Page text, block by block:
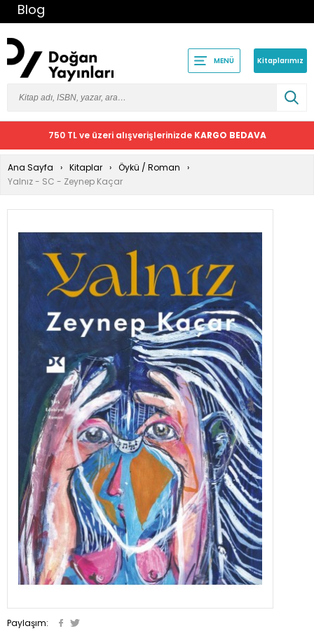
Blog
MENÜ Kitaplarımız
750 TL ve üzeri alışverişlerinizde KARGO BEDAVA
Ana Sayfa Kitaplar
Öykü / Roman
Yalnız - SC - Zeynep Kaçar
Paylaşım: